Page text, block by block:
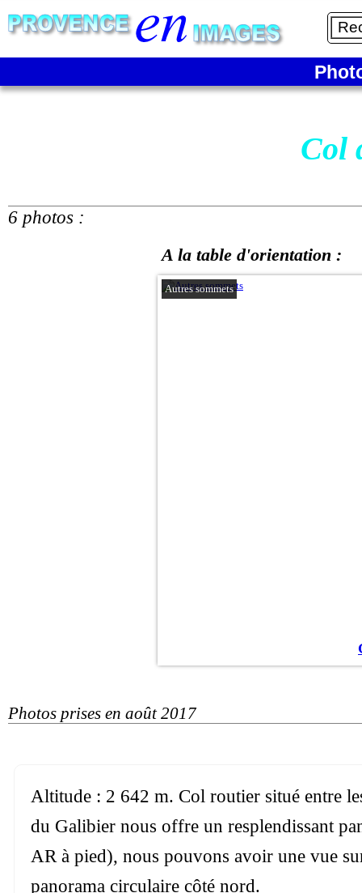
Col
6 photos :
A la table d'orientation :
Autres sommets
Photos prises en août 2017
Altitude : 2 642 m. Col routier situé entre
du Galibier nous offre un resplendissant
AR à pied), nous pouvons avoir une vue
panorama circulaire côté nord.